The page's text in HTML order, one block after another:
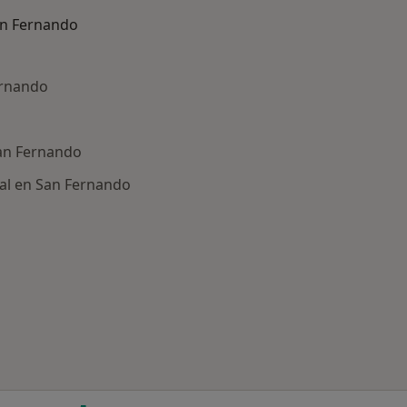
Fernando
Fernando
en San Fernando